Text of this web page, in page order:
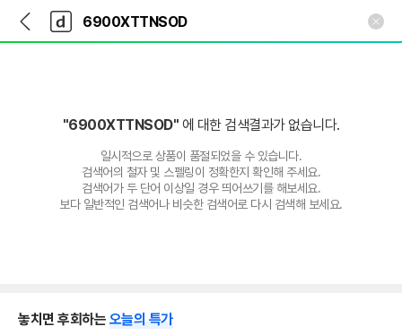
다
나
와
가
다
와
"6900XTTNSOD" 에 대한 검색결과가 없습니다.
일시적으로 상품이 품절되었을 수 있습니다.
검색어의 철자 및 스펠링이 정확한지 확인해 주세요.
검색어가 두 단어 이상일 경우 띄어쓰기를 해보세요.
보다 일반적인 검색어나 비슷한 검색어로 다시 검색해 보세요.
놓치면 후회하는 오늘의 특가